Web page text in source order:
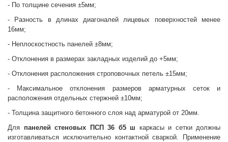
- По толщине сечения ±5мм;
- Разность в длинах диагоналей лицевых поверхностей менее
16мм;
- Неплоскостность панелей ±8мм;
- Отклонения в размерах закладных изделий до +5мм;
- Отклонения расположения строповочных петель ±15мм;
- Максимальное отклонения размеров арматурных сеток и
расположения отдельных стержней ±10мм;
- Толщина защитного бетонного слоя над арматурой от 20мм.
Для панелей стеновых ПСП 36 б5 ш каркасы и сетки должны
изготавливаться исключительно контактной сваркой. Применение